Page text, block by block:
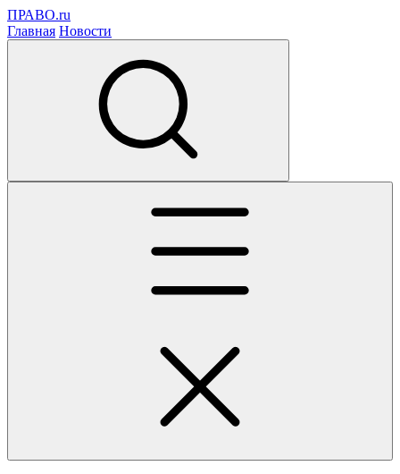
ПРАВО.ru
Главная Новости